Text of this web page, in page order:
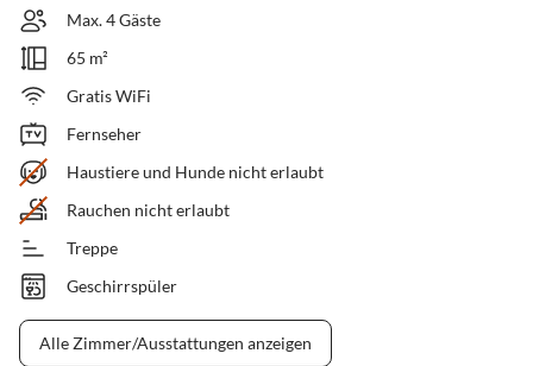
Max. 4 Gäste
65 m²
Gratis WiFi
Fernseher
Haustiere und Hunde nicht erlaubt
Rauchen nicht erlaubt
Treppe
Geschirrspüler
Alle Zimmer/Ausstattungen anzeigen